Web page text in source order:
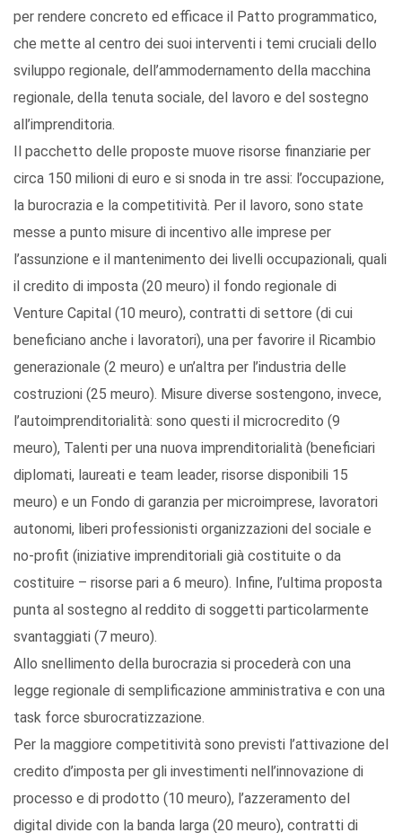
per rendere concreto ed efficace il Patto programmatico,
che mette al centro dei suoi interventi i temi cruciali dello
sviluppo regionale, dell’ammodernamento della macchina
regionale, della tenuta sociale, del lavoro e del sostegno
all’imprenditoria.
Il pacchetto delle proposte muove risorse finanziarie per
circa 150 milioni di euro e si snoda in tre assi: l’occupazione,
la burocrazia e la competitività. Per il lavoro, sono state
messe a punto misure di incentivo alle imprese per
l’assunzione e il mantenimento dei livelli occupazionali, quali
il credito di imposta (20 meuro) il fondo regionale di
Venture Capital (10 meuro), contratti di settore (di cui
beneficiano anche i lavoratori), una per favorire il Ricambio
generazionale (2 meuro) e un’altra per l’industria delle
costruzioni (25 meuro). Misure diverse sostengono, invece,
l’autoimprenditorialità: sono questi il microcredito (9
meuro), Talenti per una nuova imprenditorialità (beneficiari
diplomati, laureati e team leader, risorse disponibili 15
meuro) e un Fondo di garanzia per microimprese, lavoratori
autonomi, liberi professionisti organizzazioni del sociale e
no-profit (iniziative imprenditoriali già costituite o da
costituire – risorse pari a 6 meuro). Infine, l’ultima proposta
punta al sostegno al reddito di soggetti particolarmente
svantaggiati (7 meuro).
Allo snellimento della burocrazia si procederà con una
legge regionale di semplificazione amministrativa e con una
task force sburocratizzazione.
Per la maggiore competitività sono previsti l’attivazione del
credito d’imposta per gli investimenti nell’innovazione di
processo e di prodotto (10 meuro), l’azzeramento del
digital divide con la banda larga (20 meuro), contratti di